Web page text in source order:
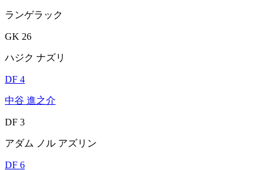
ランゲラック
GK 26
ハジク ナズリ
DF 4
中谷 進之介
DF 3
アダム ノル アズリン
DF 6